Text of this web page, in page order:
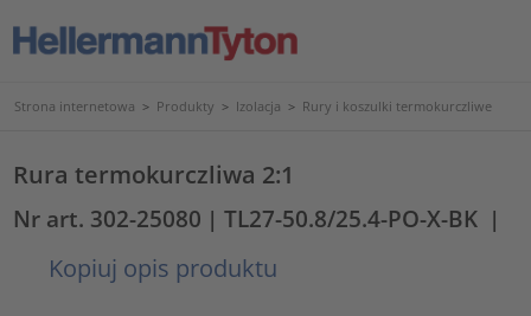
Strona internetowa > Produkty > Izolacja > Rury i koszulki termokurczliwe
Rura termokurczliwa 2:1
Nr art. 302-25080 | TL27-50.8/25.4-PO-X-BK |
Kopiuj opis produktu